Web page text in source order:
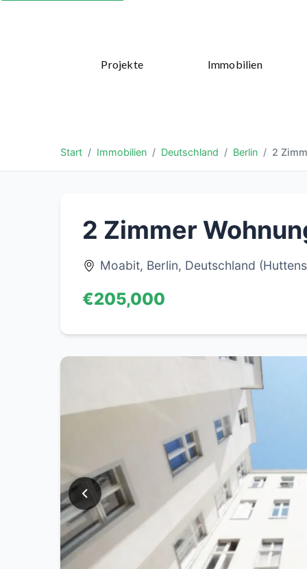
Projekte Immobilien
Start Immobilien Deutschland Berlin 2
2 Zimmer
Moabit, Berlin, Deutschland
€205,000